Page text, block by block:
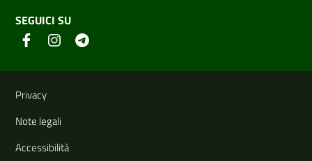
SEGUICI SU
Link e informazioni utili
Privacy
Note legali
Accessibilità